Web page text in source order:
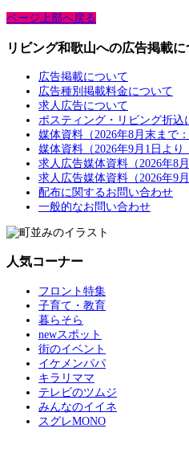
ページ上部へ戻る
リビング和歌山への広告掲載に
広告掲載について
広告種別掲載料金について
求人広告について
ポスティング・リビング折込
媒体資料（2026年8月末まで：
媒体資料（2026年9月1日より
求人広告媒体資料（2026年8
求人広告媒体資料（2026年9
配布に関するお問い合わせ
一般的なお問い合わせ
人気コーナー
フロント特集
子育て・教育
暮らそら
newスポット
街のイベント
イケメンパパ
キラリママ
テレビのツムジ
みんなのイイネ
スグレMONO